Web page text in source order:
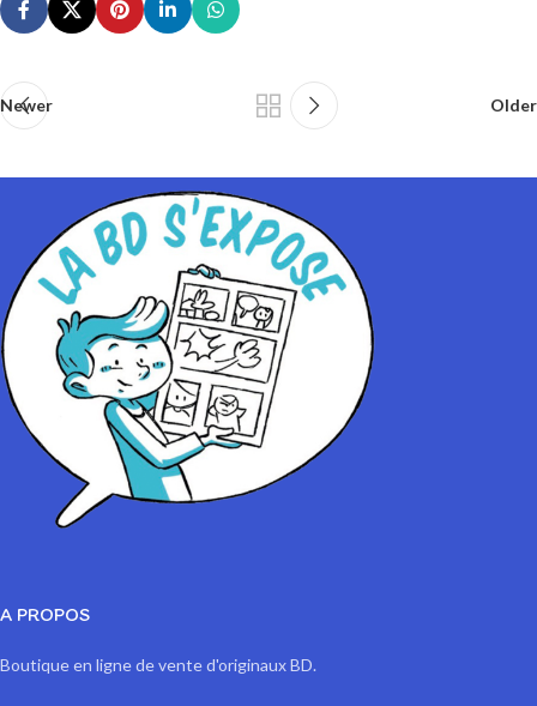
Newer Older
A PROPOS
Boutique en ligne de vente d'originaux BD.